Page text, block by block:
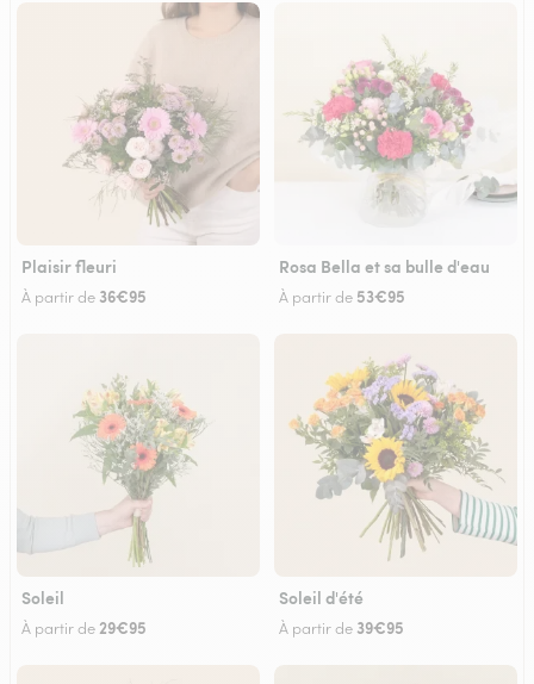
Plaisir fleuri
À partir de 36€95
Rosa Bella et sa bulle d'eau
À partir de 53€95
Soleil
À partir de 29€95
Soleil d'été
À partir de 39€95